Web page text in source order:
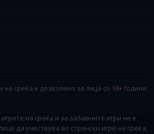
на среќа е дозволено за лица со 18+ години.
на среќа и за забавните игри не е
да учествува во странски игри на среќа,